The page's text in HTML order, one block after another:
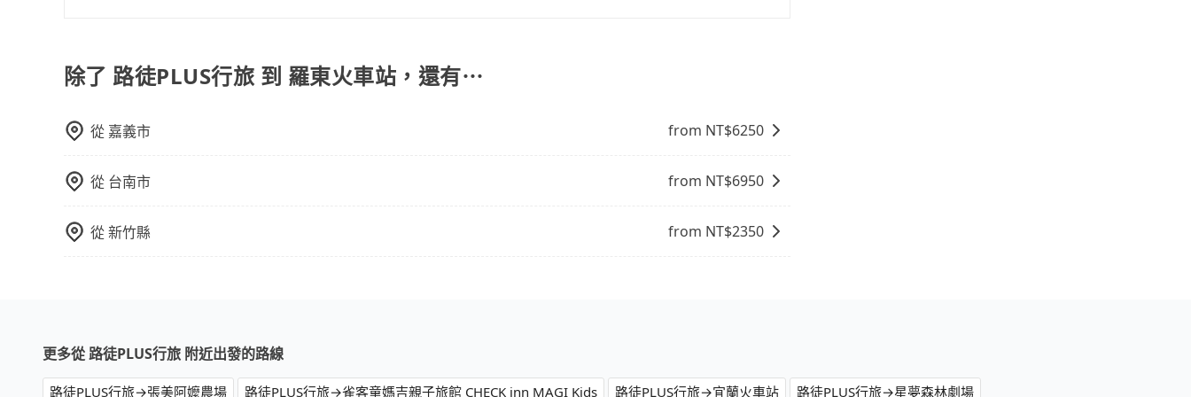
除了 路徒PLUS行旅 到 羅東火車站，還有⋯
從 嘉義市 from NT$6250
從 台南市 from NT$6950
從新竹縣 from NT$2350
更多從 路徒PLUS行旅 附近出發的路線
路徒PLUS行旅→張美阿嬤農場 路徒PLUS行旅→雀客童媽吉親子旅館 CHECK inn MAGI Kids 路徒PLUS行旅→宜蘭火車站 路徒PLUS行旅→星夢森林劇場